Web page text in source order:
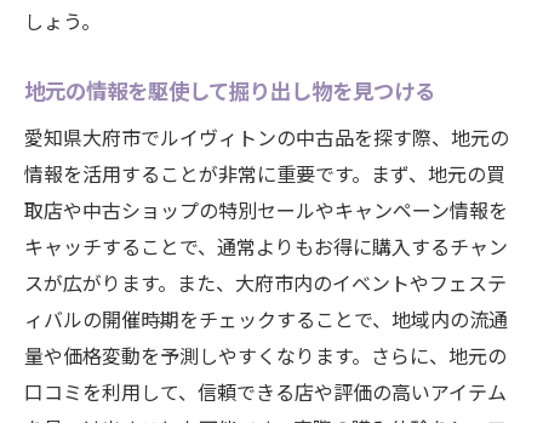
愛知県大府市でのショッピングでルイヴィトン
地域限定モデルや特別アイテムの探し方
店舗ごとの特色を活かした選び方
地元のショッピングイベントを活用する
時間をかけてじっくり選ぶためのスケジュ
ール
信頼できるスタッフとの関係構築
購入の決め手となる要素を見極める
ルイヴィトン中古品の価値を最大限に引き出す
しょう。
地元の情報を駆使して掘り出し物を見つける
愛知県大府市でルイヴィトンの中古品を探す際、地元の
情報を活用することが非常に重要です。まず、地元の買
取店や中古ショップの特別セールやキャンペーン情報を
キャッチすることで、通常よりもお得に購入するチャン
スが広がります。また、大府市内のイベントやフェステ
ィバルの開催時期をチェックすることで、地域内の流通
量や価格変動を予測しやすくなります。さらに、地元の
口コミを利用して、信頼できる店や評価の高いアイテム